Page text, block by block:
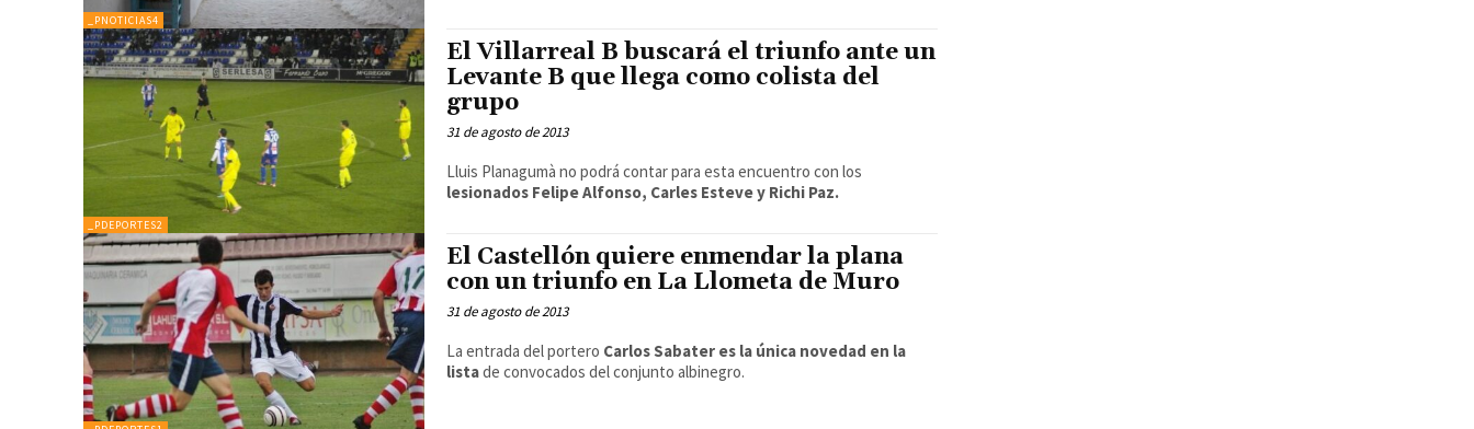
_PNOTICIAS4
_PDEPORTES2
El Villarreal B buscará el triunfo ante un
Levante B que llega como colista del
grupo
31 de agosto de 2013
Lluis Planagumà no podrá contar para esta encuentro con los
lesionados Felipe Alfonso, Carles Esteve y Richi Paz.
El Castellón quiere enmendar la plana
con un triunfo en La Llometa de Muro
31 de agosto de 2013
La entrada del portero Carlos Sabater es la única novedad en la
listade convocados del conjunto albinegro.